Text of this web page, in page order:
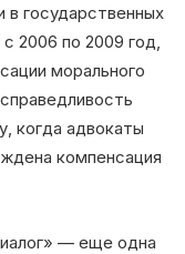
в государственных
2006 по 2009 год,
морального
когда адвокаты
компенсация
— еще одна